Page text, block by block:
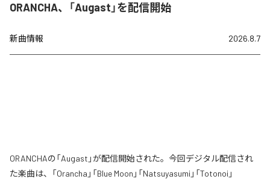
ORANCHA、「Augast」を配信開始
新曲情報 2026.8.7
ORANCHAの「Augast」が配信開始された。今回デジタル配信され
た楽曲は、「Orancha」「Blue Moon」「Natsuyasumi」「Totonoi」